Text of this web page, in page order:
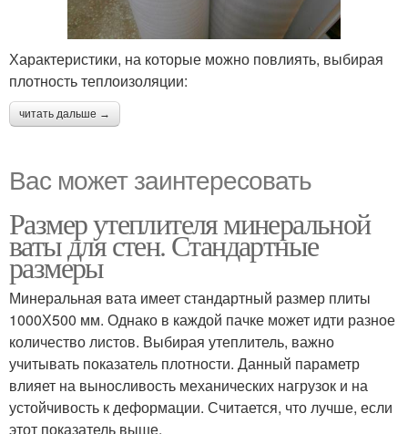
Характеристики, на которые можно повлиять, выбирая
плотность теплоизоляции:
читать дальше →
Вас может заинтересовать
Размер утеплителя минеральной
ваты для стен. Стандартные
размеры
Минеральная вата имеет стандартный размер плиты
1000Х500 мм. Однако в каждой пачке может идти разное
количество листов. Выбирая утеплитель, важно
учитывать показатель плотности. Данный параметр
влияет на выносливость механических нагрузок и на
устойчивость к деформации. Считается, что лучше, если
этот показатель выше.